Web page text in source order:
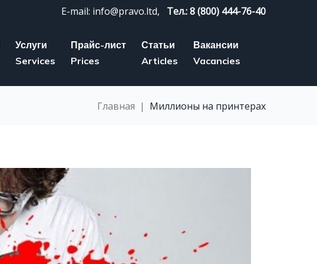
E-mail: info@pravo.ltd, Тел.: 8 (800) 444-76-40
Услуги
Services
Прайс-лист
Prices
Статьи
Articles
Вакансии
Vacancies
Главная | Миллионы на принтерах